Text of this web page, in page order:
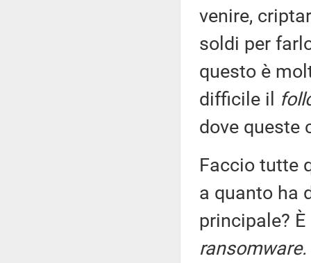
venire,
soldi per
questo è
difficile il
dove queste
Faccio tutte
a quanto ha
principale?
ransomware.